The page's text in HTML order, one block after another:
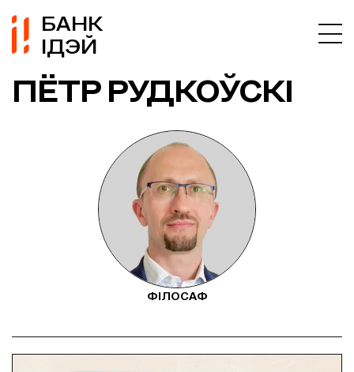
БАНК
ІДЭЙ
ПЁТР РУДКОЎСКІ
ФІЛОСАФ